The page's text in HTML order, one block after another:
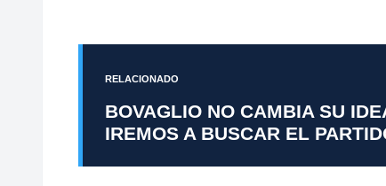
RELACIONADO
BOVAGLIO NO CAMBIA SU
IREMOS A BUSCAR EL